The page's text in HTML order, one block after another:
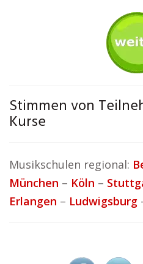
Stimmen von
Kurse
Musikschulen regional:
München – Köln –
Erlangen – Ludwigsburg